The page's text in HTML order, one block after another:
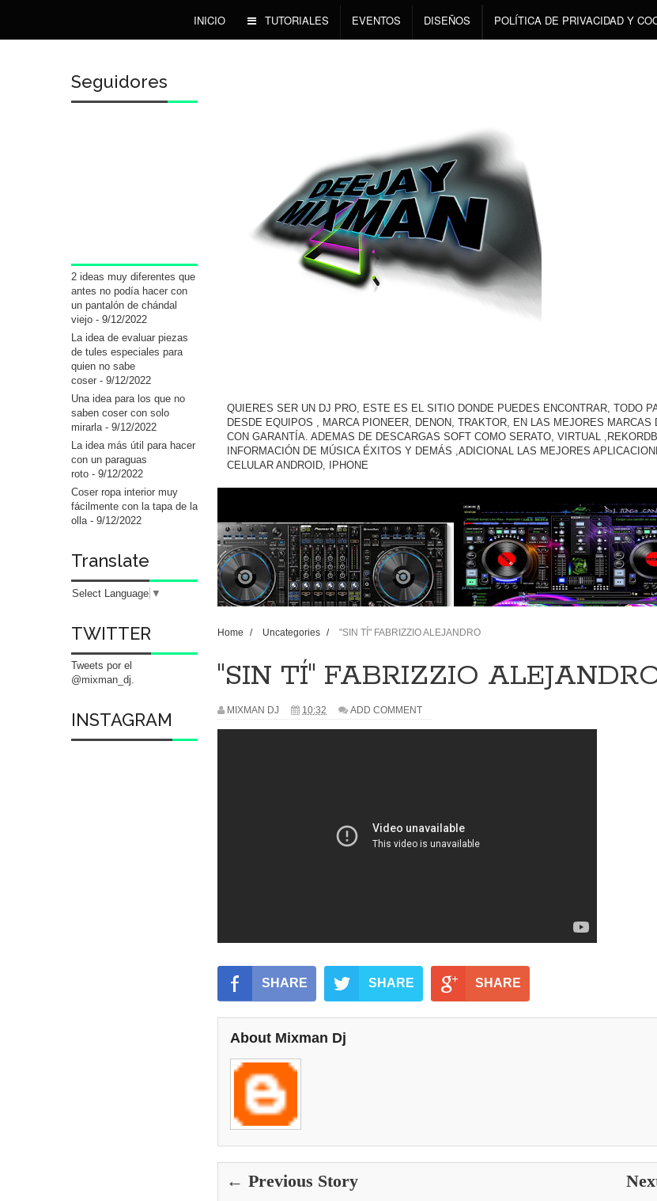
INICIO TUTORIALES EVENTOS DISEÑOS POLÍTICA DE PRIVACIDAD Y
Seguidores
2 ideas muy diferentes que
antes no podía hacer con
un pantalón de chándal
viejo - 9/12/2022
La idea de evaluar piezas
de tules especiales para
quien no sabe
coser - 9/12/2022
Una idea para los que no
saben coser con solo
mirarla- 9/12/2022
La idea más útil para hacer
con un paraguas
roto - 9/12/2022
Coser ropa interior muy
fácilmente con la tapa de la
olla- 9/12/2022
Translate
Select Language ▼
TWITTER
Tweets por el
@mixman_dj.
INSTAGRAM
QUIERES SER UN DJ PRO, ESTE ES EL SITIO DONDE PUEDES ENCONTRAR, TODO
DESDE EQUIPOS , MARCA PIONEER, DENON, TRAKTOR, EN LAS MEJORES MARCAS
CON GARANTÍA. ADEMAS DE DESCARGAS SOFT COMO SERATO, VIRTUAL
INFORMACIÓN DE MÚSICA ÉXITOS Y DEMÁS ,ADICIONAL LAS MEJORES
CELULAR ANDROID, IPHONE
Home / Uncategories / "SIN TÍ" FABRIZZIO ALEJANDRO
"SIN TÍ" FABRIZZIO
MIXMAN DJ 10:32 ADD COMMENT
SHARE SHARE SHARE
About Mixman Dj
← Previous Story